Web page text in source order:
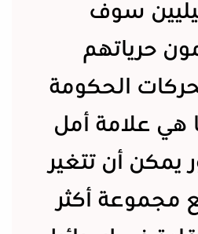
سوف
حرياتهم
الحكومة
هي علامة أمل
يمكن أن تتغير
مجموعة أكثر